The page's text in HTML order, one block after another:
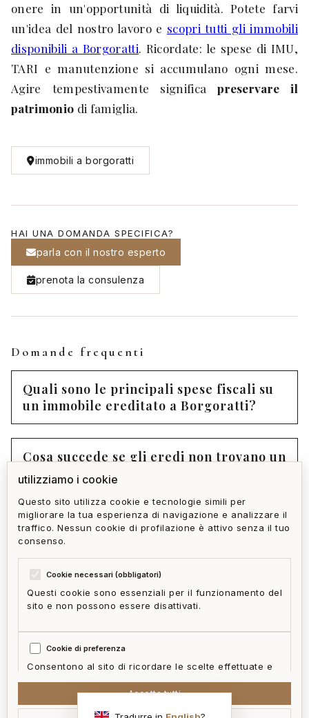
onere in un'opportunità di liquidità. Potete farvi
un'idea del nostro lavoro e scopri tutti gli immobili
disponibili a Borgoratti. Ricordate: le spese di IMU,
TARI e manutenzione si accumulano ogni mese.
Agire tempestivamente significapreservare il
patrimonio di famiglia.
immobili a borgoratti
HAI UNA DOMANDA SPECIFICA?
parla con il nostro esperto
prenota la consulenza
Domande frequenti
Quali sono le principali spese fiscali su
un immobile ereditato a Borgoratti?
Cosa succede se gli eredi non trovano un
accordo sulla vendita?
Quanto tempo richiede mediamente la
vendita di un immobile in successione?
McFrancis
mappa del sito
utilizziamo i cookie
Questo sito utilizza cookie e tecnologie simili per
migliorare la tua esperienza di navigazione e analizzare il
traffico. Nessun cookie di profilazione è attivo senza il tuo
consenso.
Cookie necessari (obbligatori)
Questi cookie sono essenziali per il funzionamento del
sito e non possono essere disattivati.
Cookie di preferenza
Consentono al sito di ricordare le scelte effettuate e
Accetta tutti